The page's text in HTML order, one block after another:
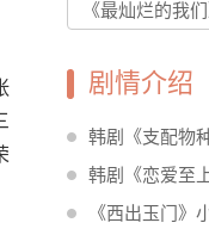
《最灿烂的我们
剧情介绍
韩剧《支配物
韩剧《恋爱至
《西出玉门》